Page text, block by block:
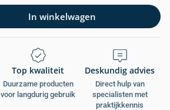
In winkelwagen
Top kwaliteit
Duurzame producten
voor langdurig gebruik
Deskundig advies
Direct hulp van
specialisten met
praktijkkennis